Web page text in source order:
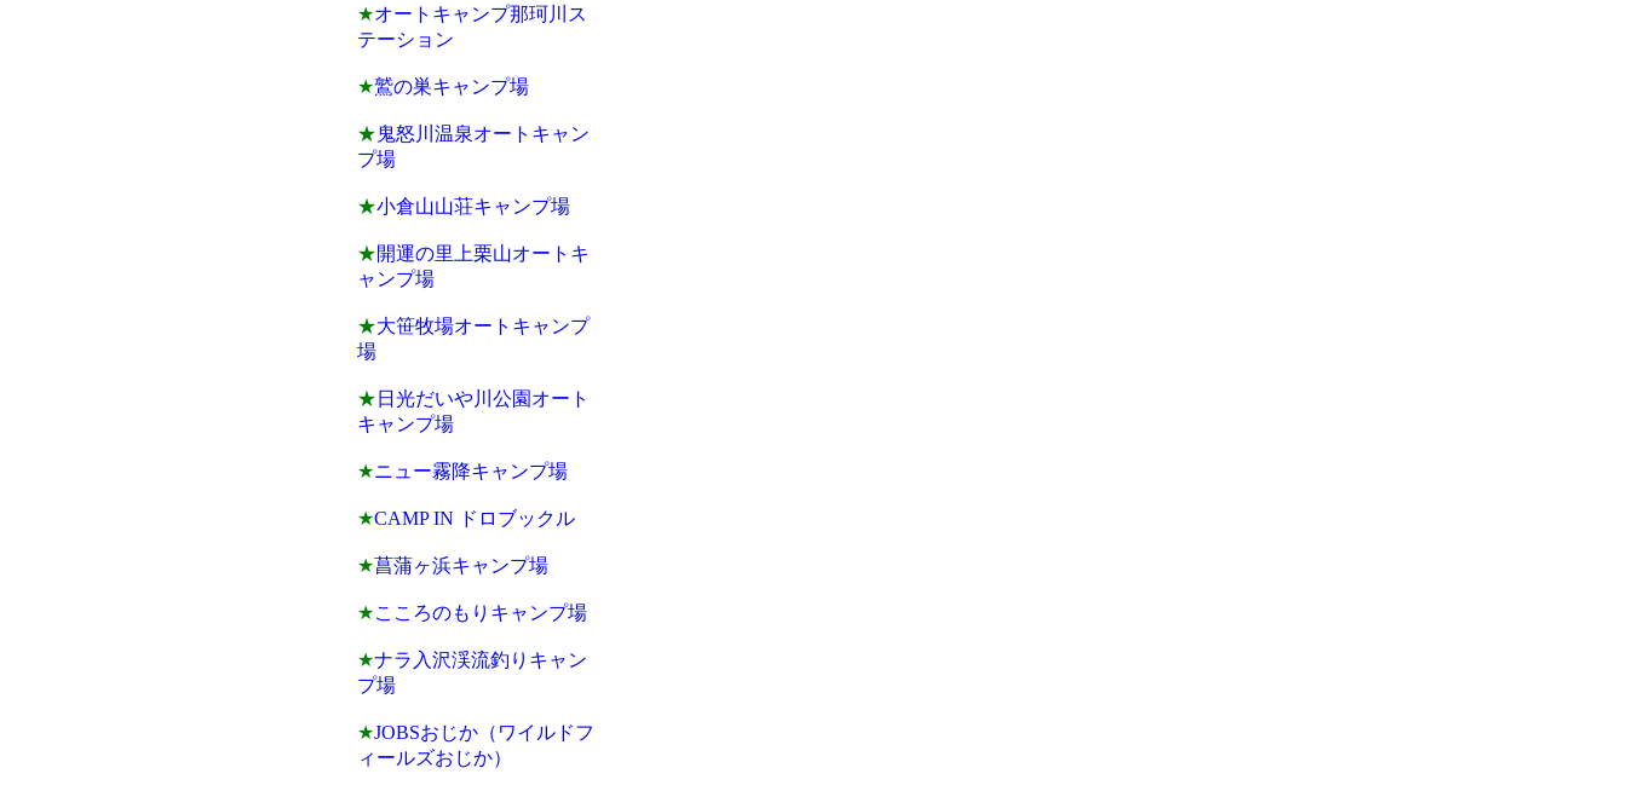
★オートキャンプ那珂川ス
テーション
★鷲の巣キャンプ場
★鬼怒川温泉オートキャン
プ場
★小倉山山荘キャンプ場
★開運の里上栗山オートキ
ャンプ場
★大笹牧場オートキャンプ
場
★ 日光だいや川公園オート
キャンプ場
★ニュー霧降キャンプ場
★CAMP IN ドロブックル
★菖蒲ヶ浜キャンプ場
★こころのもりキャンプ場
★ナラ入沢渓流釣りキャン
プ場
★JOBSおじか（ワイルドフ
ィールズおじか）